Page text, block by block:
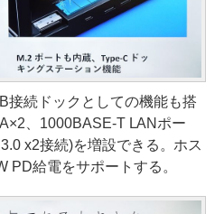
続ドックとしての機能も搭
、1000BASE-T LANポー
x2接続)を増設できる。ホス
PD給電をサポートする。